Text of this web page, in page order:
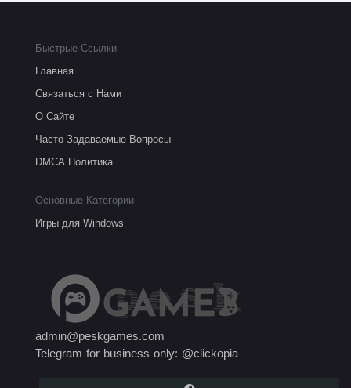
Быстрые Ссылки
Главная
Связаться с Нами
О Сайте
Часто Задаваемые Вопросы
DMCA Политика
Основные Категории
Игры для Windows
admin@peskgames.com
Telegram for business only: @clickopia